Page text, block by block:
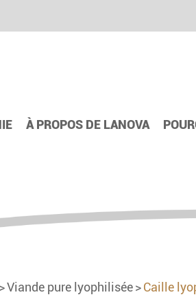
À PROPOS DE LANOVA
Viande pure lyophilisée Caille